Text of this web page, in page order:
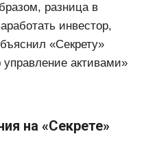
разница в
инвестор,
«Секрету»
активами»
на «Секрете»